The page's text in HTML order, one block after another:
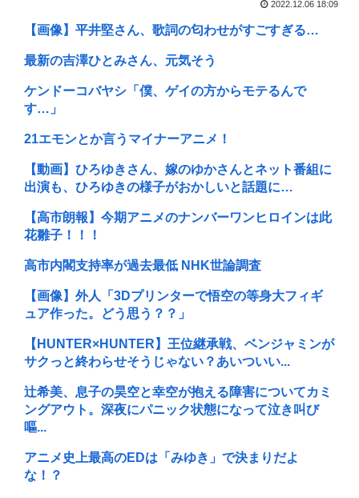
2022.12.06 18:09
【画像】平井堅さん、歌詞の匂わせがすごすぎる…
最新の吉澤ひとみさん、元気そう
ケンドーコバヤシ「僕、ゲイの方からモテるんで
す…」
21エモンとか言うマイナーアニメ！
【動画】ひろゆきさん、嫁のゆかさんとネット番組に
出演も、ひろゆきの様子がおかしいと話題に…
【高市朗報】今期アニメのナンバーワンヒロインは此
花雛子！！！
高市内閣支持率が過去最低 NHK世論調査
【画像】外人「3Dプリンターで悟空の等身大フィギ
ュア作った。どう思う？？」
【HUNTER×HUNTER】王位継承戦、ベンジャミンが
サクっと終わらせそうじゃない？あいついい...
辻希美、息子の昊空と幸空が抱える障害についてカミ
ングアウト。深夜にパニック状態になって泣き叫び
嘔...
アニメ史上最高のEDは「みゆき」で決まりだよ
な！？